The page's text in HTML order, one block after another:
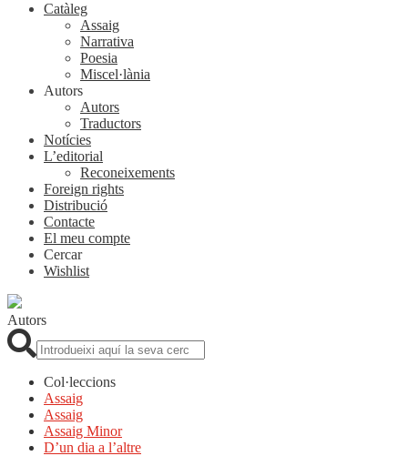
Catàleg
Assaig
Narrativa
Poesia
Miscel·lània
Autors
Autors
Traductors
Notícies
L’editorial
Reconeixements
Foreign rights
Distribució
Contacte
El meu compte
Cercar
Wishlist
Autors
Col·leccions
Assaig
Assaig
Assaig Minor
D’un dia a l’altre